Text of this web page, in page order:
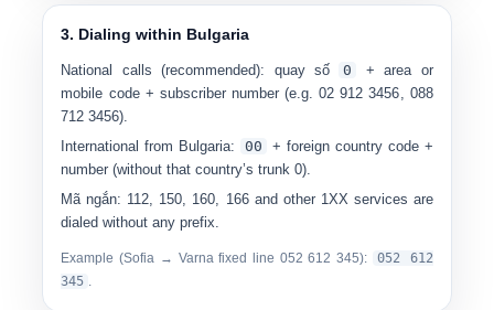
3. Dialing within Bulgaria
National calls (recommended): quay số 0
+ area or
mobile code + subscriber number (e.g. 02 912 3456, 088
712 3456).
International from Bulgaria:
00
+ foreign country code +
number (without that country’s trunk 0).
Mã ngắn: 112, 150, 160, 166 and other 1XX services are
dialed without any prefix.
Example (Sofia → Varna fixed line 052 612 345): 052 612
345 .